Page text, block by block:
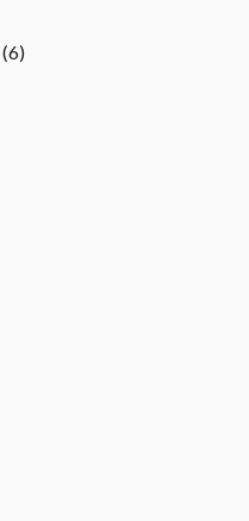
(6)